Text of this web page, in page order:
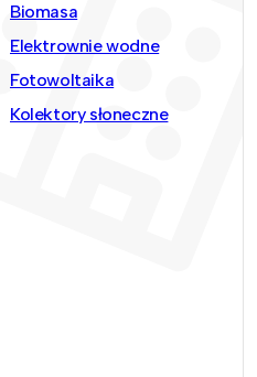
Biomasa
Elektrownie wodne
Fotowoltaika
Kolektory słoneczne